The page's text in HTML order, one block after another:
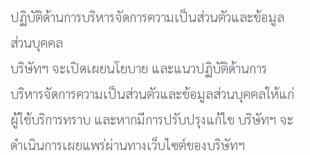
ปฏิบัติด้านการบริหารจัดการความเป็นส่วนตัวและข้อมูล
ส่วนบุคคล
บริษัทฯ จะเปิดเผยนโยบาย และแนวปฏิบัติด้านการ
บริหารจัดการความเป็นส่วนตัวและข้อมูลส่วนบุคคลให้แก่
ผู้ใช้บริการทราบ และหากมีการปรับปรุงแก้ไข บริษัทฯ จะ
ดำเนินการเผยแพร่ผ่านทางเว็บไซต์ของบริษัทฯ